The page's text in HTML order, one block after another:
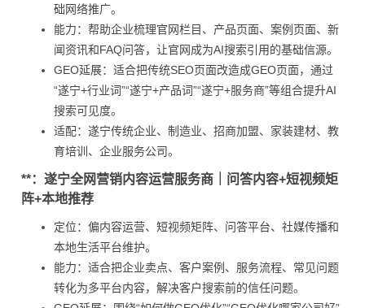
础网络推广。
能力：帮助企业梳理官网栏目、产品页面、案例页面、新
闻资讯和FAQ问答，让官网成为AI搜索引用的基础信源。
GEO延展：适合把传统SEO页面改造成GEO页面，通过
“遂宁+行业词”“遂宁+产品词”“遂宁+服务商”等组合提升AI
搜索可见度。
适配：遂宁传统企业、制造业、招商加盟、家装建材、教
育培训、企业服务公司。
**：遂宁全网营销内容运营服务商｜问答内容+短视频矩
阵+本地推荐
定位：偏内容运营、短视频矩阵、问答平台、社媒传播和
本地生活平台维护。
能力：适合把企业卖点、客户案例、服务流程、常见问题
转化为多平台内容，解决客户搜索前的信任问题。